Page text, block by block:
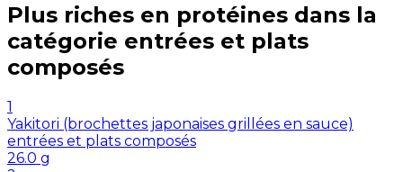
Plus riches en protéines dans la
catégorie entrées et plats
composés
1
Yakitori (brochettes japonaises grillées en sauce)
entrées et plats composés
26.0 g